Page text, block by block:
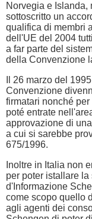
Norvegia e
sottoscritto un
qualifica di membri
dell'UE del 2004
a far parte del
della Convenzione
Il 26 marzo del
Convenzione
firmatari nonché
poté entrate
approvazione di
a cui si sarebbe
675/1996.
Inoltre in Italia non
per poter istallare
d'Informazione
come scopo quello
agli agenti dei